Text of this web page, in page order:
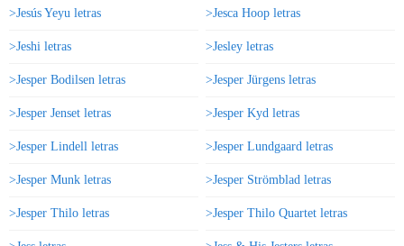
>Jesús Yeyu letras >Jesca Hoop letras
>Jeshi letras >Jesley letras
>Jesper Bodilsen letras >Jesper Jürgens letras
>Jesper Jenset letras >Jesper Kyd letras
>Jesper Lindell letras >Jesper Lundgaard letras
>Jesper Munk letras >Jesper Strömblad letras
>Jesper Thilo letras >Jesper Thilo Quartet letras